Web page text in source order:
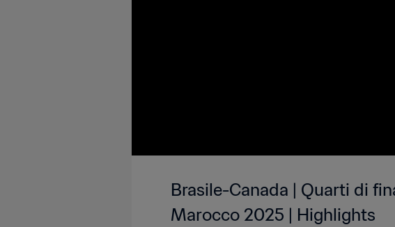
Brasile-Canada | Quarti di
Marocco 2025 | Highlights